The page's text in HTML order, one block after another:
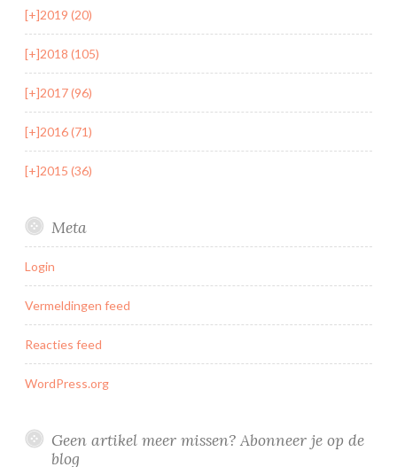
[+]2019 (20)
[+]2018 (105)
[+]2017 (96)
[+]2016 (71)
[+]2015 (36)
Meta
Login
Vermeldingen feed
Reacties feed
WordPress.org
Geen artikel meer missen? Abonneer je op de
blog